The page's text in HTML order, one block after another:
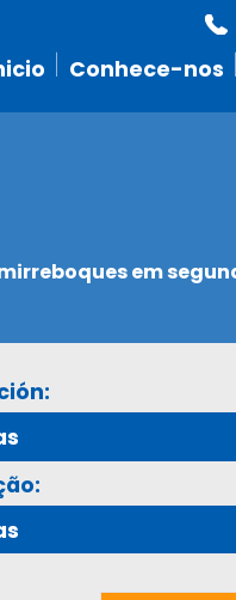
Conhece-nos
em